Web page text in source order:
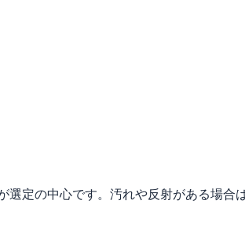
定の中心です。汚れや反射がある場合